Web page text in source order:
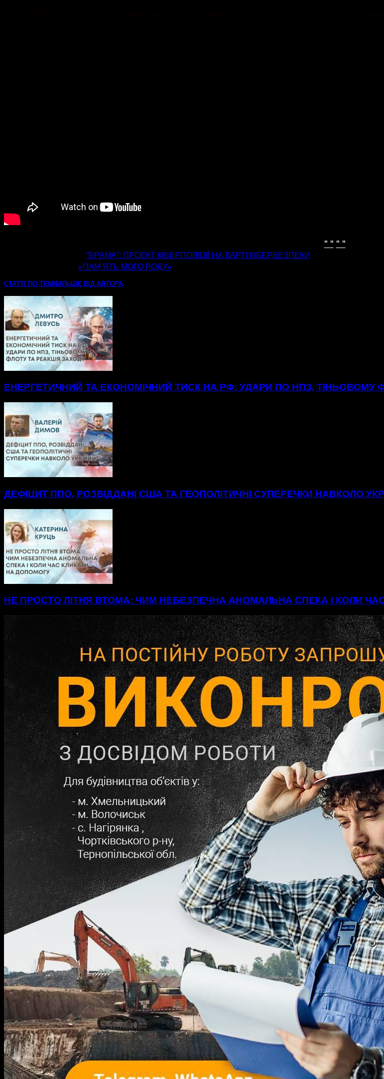
" " " "
“БРАМА”: ПРОЕКТ КІБЕРПОЛІЦІЇ НА ВАРТІ КІБЕРБЕЗПЕКИ
«ПАМ’ЯТЬ МОГО РОДУ»
СТАТТІ ПО ТЕМІ БІЛЬШЕ ВІД АВТОРА
ЕНЕРГЕТИЧНИЙ ТА ЕКОНОМІЧНИЙ ТИСК НА РФ: УДАРИ ПО НПЗ, ТІНЬОВОМУ
ДЕФІЦИТ ППО, РОЗВІДДАНІ США ТА ГЕОПОЛІТИЧНІ СУПЕРЕЧКИ НАВКОЛО
НЕ ПРОСТО ЛІТНЯ ВТОМА: ЧИМ НЕБЕЗПЕЧНА АНОМАЛЬНА СПЕКА І КОЛИ